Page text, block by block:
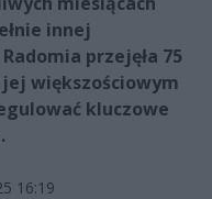
innej
przejęła 75
większościowym
kluczowe
16:19